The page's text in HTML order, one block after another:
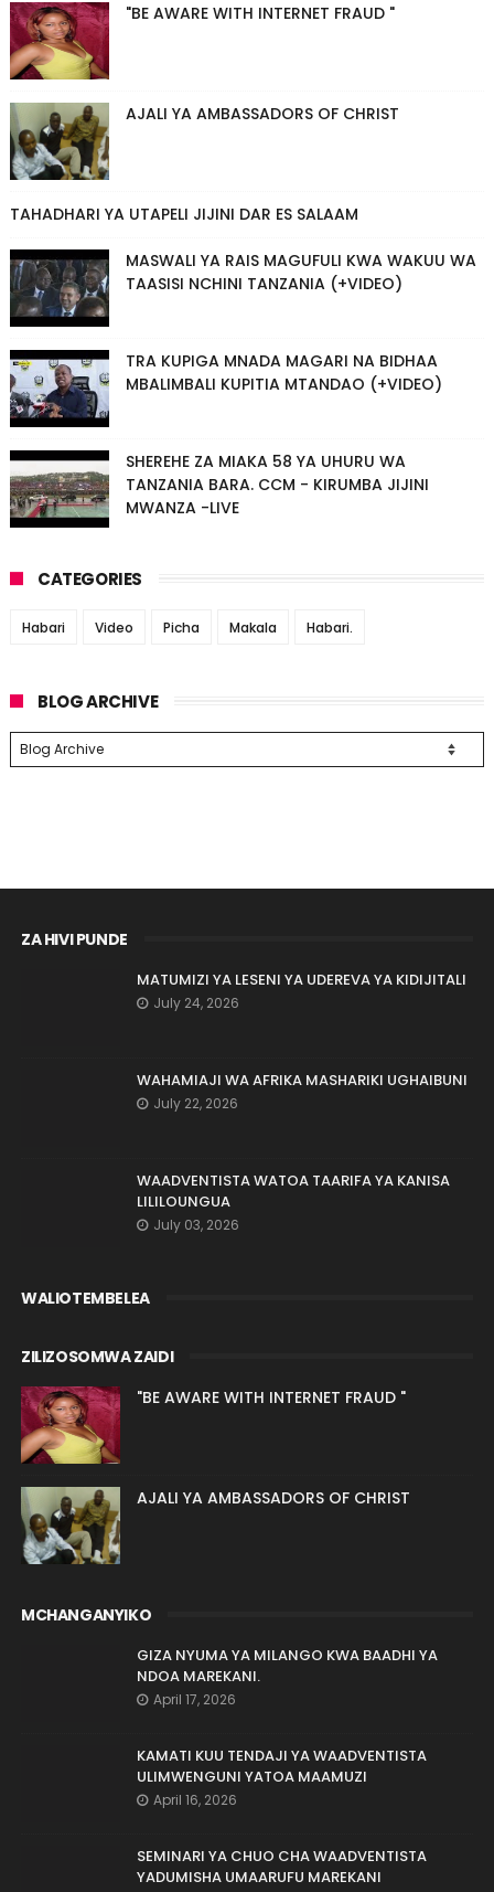
"BE AWARE WITH INTERNET FRAUD "
AJALI YA AMBASSADORS OF CHRIST
TAHADHARI YA UTAPELI JIJINI DAR ES SALAAM
MASWALI YA RAIS MAGUFULI KWA WAKUU WA
TAASISI NCHINI TANZANIA (+VIDEO)
TRA KUPIGA MNADA MAGARI NA BIDHAA
MBALIMBALI KUPITIA MTANDAO (+VIDEO)
SHEREHE ZA MIAKA 58 YA UHURU WA
TANZANIA BARA. CCM - KIRUMBA JIJINI
MWANZA -LIVE
CATEGORIES
Habari Video Picha Makala Habari.
BLOG ARCHIVE
ZA HIVI PUNDE
MATUMIZI YA LESENI YA UDEREVA YA KIDIJITALI
July 24, 2026
WAHAMIAJI WA AFRIKA MASHARIKI UGHAIBUNI
July 22, 2026
WAADVENTISTA WATOA TAARIFA YA KANISA
LILILOUNGUA
July 03, 2026
WALIOTEMBELEA
ZILIZOSOMWA ZAIDI
"BE AWARE WITH INTERNET FRAUD "
AJALI YA AMBASSADORS OF CHRIST
MCHANGANYIKO
GIZA NYUMA YA MILANGO KWA BAADHI YA
NDOA MAREKANI.
April 17, 2026
KAMATI KUU TENDAJI YA WAADVENTISTA
ULIMWENGUNI YATOA MAAMUZI
April 16, 2026
SEMINARI YA CHUO CHA WAADVENTISTA
YADUMISHA UMAARUFU MAREKANI